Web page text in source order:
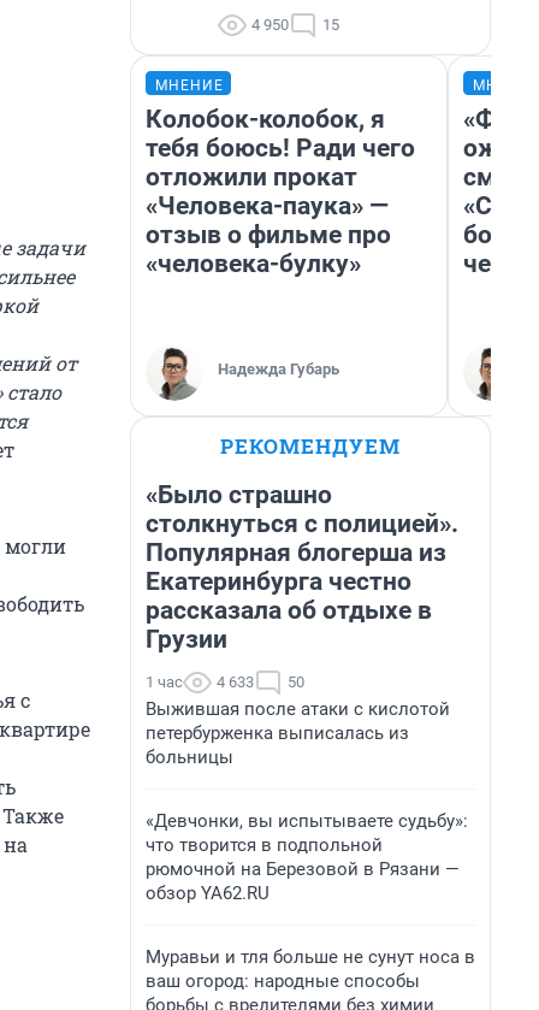
задачи
от
могли
с
Также
4 950 15
МНЕНИЕ
Колобок-колобок, я
тебя боюсь! Ради чего
отложили прокат
«Человека-паука» —
отзыв о фильме про
«человека-булку»
Надежда Губарь
РЕКОМЕНДУЕМ
«Было страшно
столкнуться с полицией».
Популярная блогерша из
Екатеринбурга честно
рассказала об отдыхе в
Грузии
1 час 4 633 50
Выжившая после атаки с кислотой
петербурженка выписалась из
больницы
«Девчонки, вы испытываете судьбу»:
что творится в подпольной
рюмочной на Березовой в Рязани —
обзор YA62.RU
Муравьи и тля больше не сунут носа в
ваш огород: народные способы
борьбы с вредителями без химии